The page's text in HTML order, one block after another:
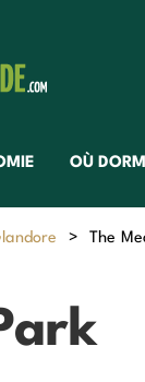
OÙ
> The